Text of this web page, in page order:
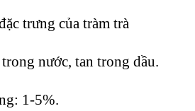
của tràm trà
nước, tan trong dầu.
1-5%.